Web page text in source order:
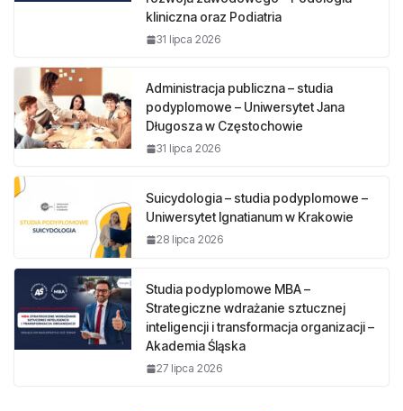
kliniczna oraz Podiatria
31 lipca 2026
Administracja publiczna – studia
podyplomowe – Uniwersytet Jana
Długosza w Częstochowie
31 lipca 2026
Suicydologia – studia podyplomowe –
Uniwersytet Ignatianum w Krakowie
28 lipca 2026
Studia podyplomowe MBA –
Strategiczne wdrażanie sztucznej
inteligencji i transformacja organizacji –
Akademia Śląska
27 lipca 2026